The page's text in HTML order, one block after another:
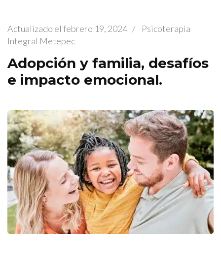
Actualizado el febrero 19, 2024 /
Psicoterapia
Integral Metepec
Adopción y familia, desafíos
e impacto emocional.